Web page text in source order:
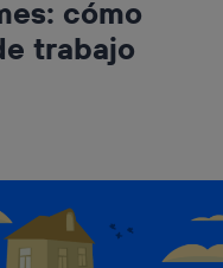
cómo
trabajo